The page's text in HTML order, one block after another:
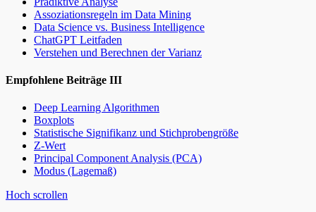
Assoziationsregeln im Data Mining
Data Science vs. Business Intelligence
ChatGPT Leitfaden
Verstehen und Berechnen der Varianz
Empfohlene Beiträge III
Deep Learning Algorithmen
Boxplots
Statistische Signifikanz und Stichprobengröße
Z-Wert
Principal Component Analysis (PCA)
Modus (Lagemaß)
Hoch scrollen